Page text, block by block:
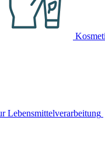
Lebensmittelverarbeitung